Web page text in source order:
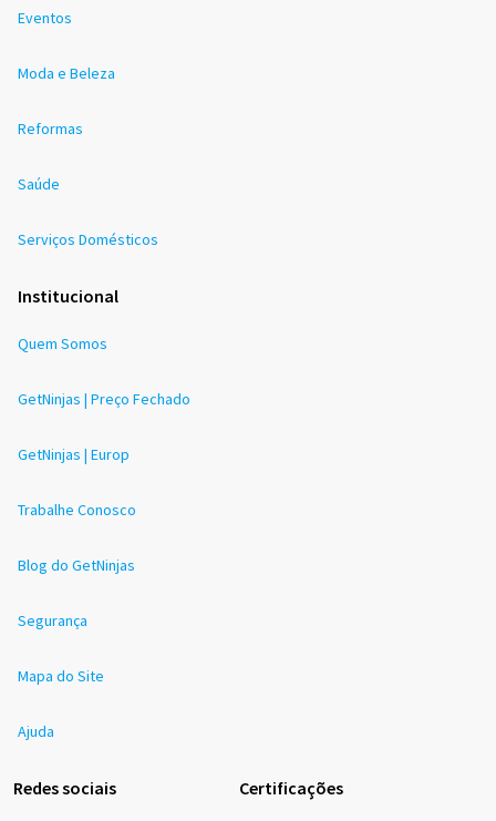
Eventos
Moda e Beleza
Reformas
Saúde
Serviços Domésticos
Institucional
Quem Somos
GetNinjas | Preço Fechado
GetNinjas | Europ
Trabalhe Conosco
Blog do GetNinjas
Segurança
Mapa do Site
Ajuda
Redes sociais Certificações